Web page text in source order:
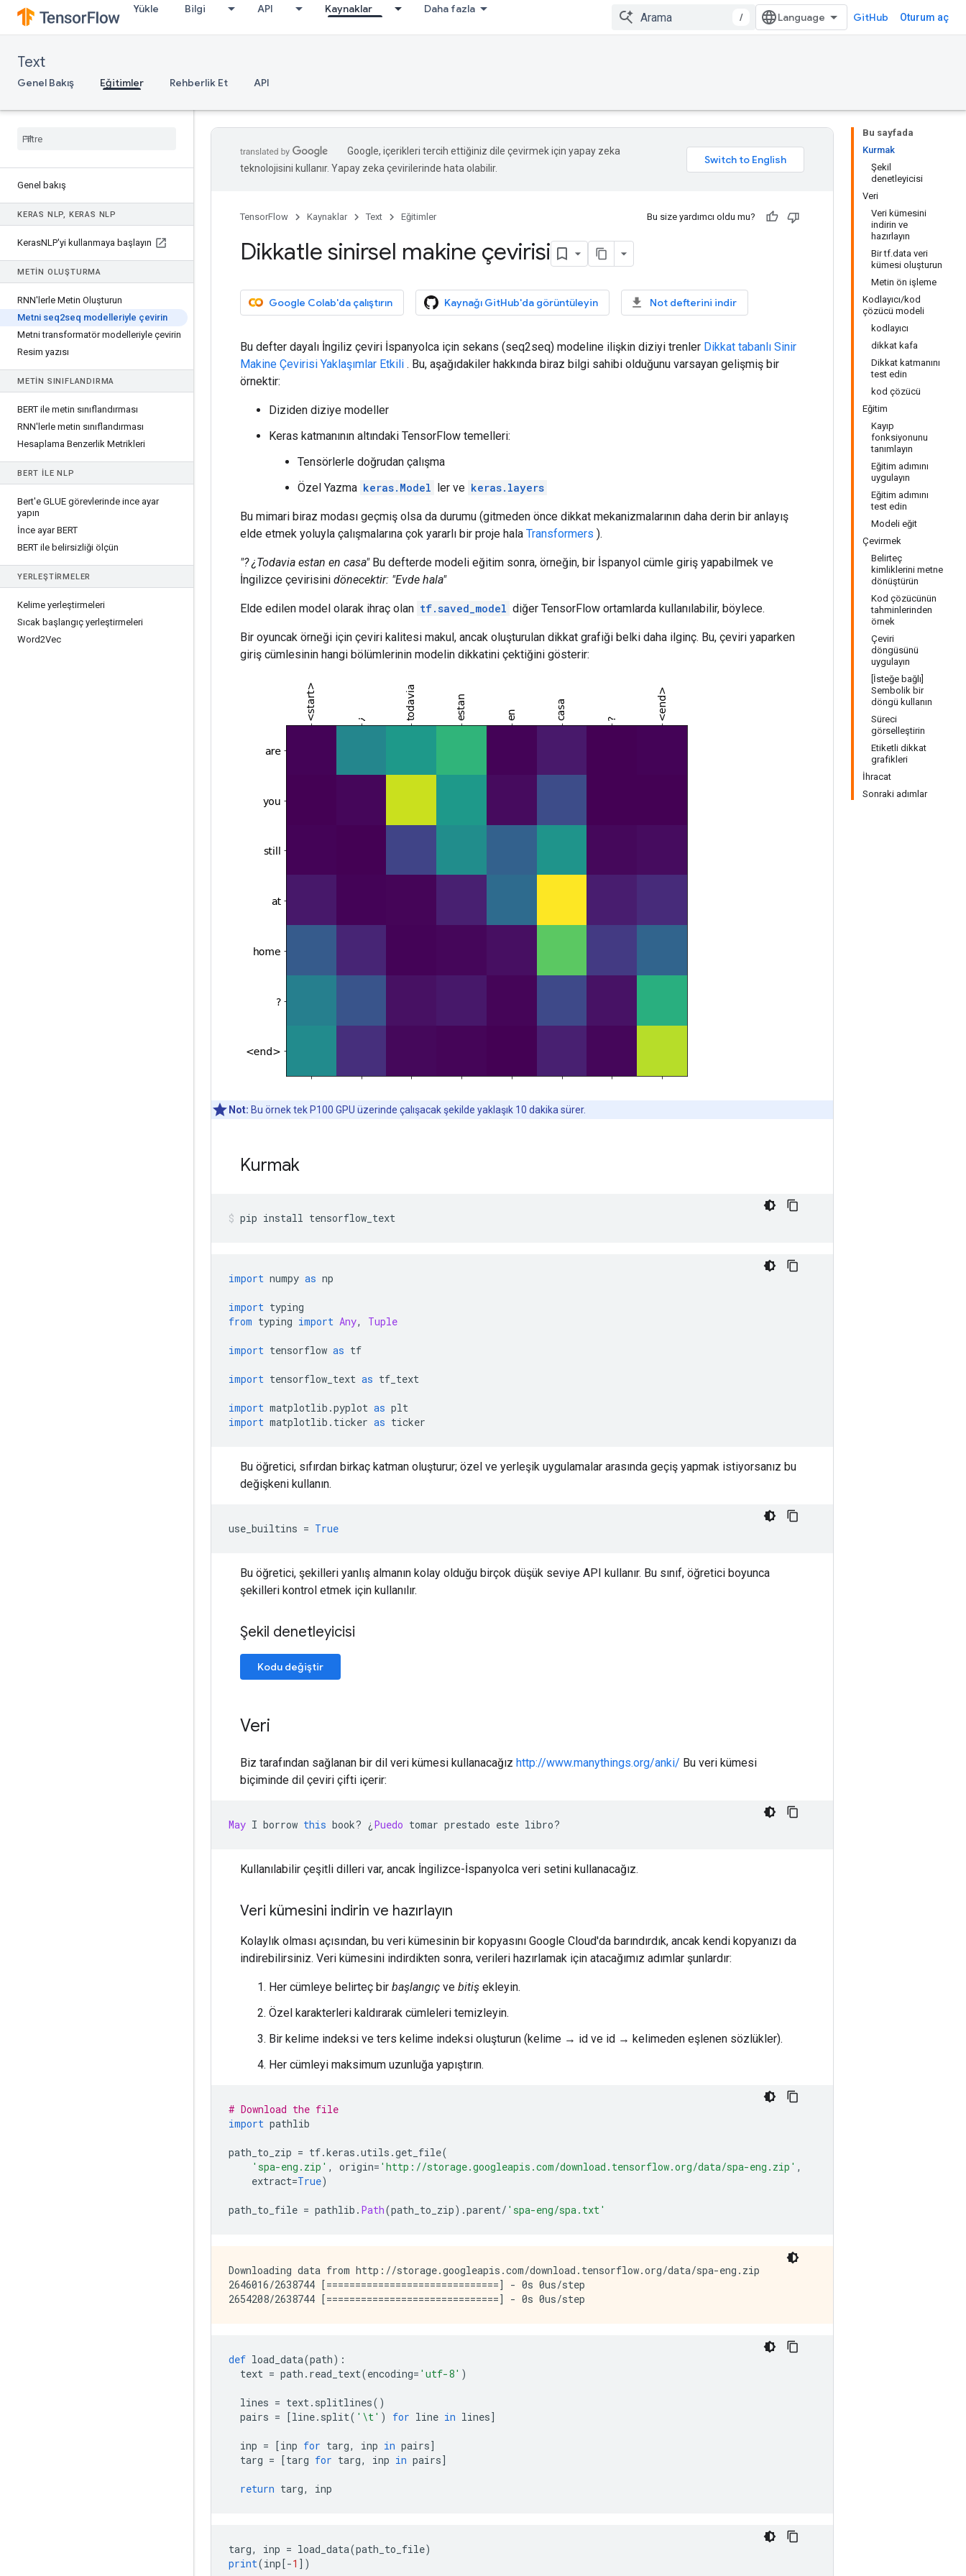
Yükle Bilgi API Kaynaklar Daha fazla
/ GitHub Oturum aç
Text
Genel Bakış Eğitimler Rehberlik Et API
Genel bakış
KERAS NLP, KERAS NLP
KerasNLP'yi kullanmaya başlayın
METIN OLUŞTURMA
RNN'lerle Metin Oluşturun
Metni seq2seq modelleriyle çevirin
Metni transformatör modelleriyle çevirin
Resim yazısı
METIN SINIFLANDIRMA
BERT ile metin sınıflandırması
RNN'lerle metin sınıflandırması
Hesaplama Benzerlik Metrikleri
BERT ILE NLP
Bert'e GLUE görevlerinde ince ayar
yapın
İnce ayar BERT
BERT ile belirsizliği ölçün
YERLEŞTIRMELER
Kelime yerleştirmeleri
Sıcak başlangıç ​​yerleştirmeleri
Word2Vec
Bu sayfada
Kurmak
Şekil
denetleyicisi
Veri
Veri kümesini
indirin ve
hazırlayın
Bir tf.data veri
kümesi oluşturun
Metin ön işleme
Kodlayıcı/kod
çözücü modeli
kodlayıcı
dikkat kafa
Dikkat katmanını
test edin
kod çözücü
Eğitim
Kayıp
fonksiyonunu
tanımlayın
Eğitim adımını
uygulayın
Eğitim adımını
test edin
Modeli eğit
Çevirmek
Belirteç
kimliklerini metne
dönüştürün
Kod çözücünün
tahminlerinden
örnek
Çeviri
döngüsünü
uygulayın
[İsteğe bağlı]
Sembolik bir
döngü kullanın
Süreci
görselleştirin
Etiketli dikkat
grafikleri
İhracat
Sonraki adımlar
Google, içerikleri tercih ettiğiniz dile çevirmek için yapay zeka
teknolojisini kullanır. Yapay zeka çevirilerinde hata olabilir.
TensorFlow Kaynaklar Text Eğitimler Bu size yardımcı oldu mu?
Dikkatle sinirsel makine çevirisi
Google Colab'da çalıştırın Kaynağı GitHub'da görüntüleyin Not defterini indir
Bu defter dayalı İngiliz çeviri İspanyolca için sekans (seq2seq) modeline ilişkin diziyi trenler Dikkat tabanlı Sinir
Makine Çevirisi Yaklaşımlar Etkili . Bu, aşağıdakiler hakkında biraz bilgi sahibi olduğunu varsayan gelişmiş bir
örnektir:
Diziden diziye modeller
Keras katmanının altındaki TensorFlow temelleri:
Tensörlerle doğrudan çalışma
Özel Yazma keras.Model ler ve keras.layers
Bu mimari biraz modası geçmiş olsa da durumu (gitmeden önce dikkat mekanizmalarının daha derin bir anlayış
elde etmek yoluyla çalışmalarına çok yararlı bir proje hala Transformers ).
"? ¿Todavia estan en casa"Bu defterde modeli eğitim sonra, örneğin, bir İspanyol cümle giriş yapabilmek ve
İngilizce çevirisini dönecektir: "Evde hala"
Elde edilen model olarak ihraç olan tf.saved_model diğer TensorFlow ortamlarda kullanılabilir, böylece.
Bir oyuncak örneği için çeviri kalitesi makul, ancak oluşturulan dikkat grafiği belki daha ilginç. Bu, çeviri yaparken
giriş cümlesinin hangi bölümlerinin modelin dikkatini çektiğini gösterir:
Not: Bu örnek tek P100 GPU üzerinde çalışacak şekilde yaklaşık 10 dakika sürer.
Kurmak
pip install tensorflow_text
import numpy as np
import typing
from typing import Any, Tuple
import tensorflow as tf
import tensorflow_text as tf_text
import matplotlib .pyplot as plt
import matplotlib . ticker as ticker
Bu öğretici, sıfırdan birkaç katman oluşturur; özel ve yerleşik uygulamalar arasında geçiş yapmak istiyorsanız bu
değişkeni kullanın.
use_builtins = True
Bu öğretici, şekilleri yanlış almanın kolay olduğu birçok düşük seviye API kullanır. Bu sınıf, öğretici boyunca
şekilleri kontrol etmek için kullanılır.
Şekil denetleyicisi
Kodu değiştir
Veri
Biz tarafından sağlanan bir dil veri kümesi kullanacağız http://www.manythings.org/anki/ Bu veri kümesi
biçiminde dil çeviri çifti içerir:
May I borrow this book? ¿ Puedo tomar prestado este libro?
Kullanılabilir çeşitli dilleri var, ancak İngilizce-İspanyolca veri setini kullanacağız.
Veri kümesini indirin ve hazırlayın
Kolaylık olması açısından, bu veri kümesinin bir kopyasını Google Cloud'da barındırdık, ancak kendi kopyanızı da
indirebilirsiniz. Veri kümesini indirdikten sonra, verileri hazırlamak için atacağımız adımlar şunlardır:
Her cümleye belirteç bir başlangıç ve bitiş ekleyin.
Özel karakterleri kaldırarak cümleleri temizleyin.
Bir kelime indeksi ve ters kelime indeksi oluşturun (kelime → id ve id → kelimeden eşlenen sözlükler).
Her cümleyi maksimum uzunluğa yapıştırın.
# Download the file
import pathlib
path_to_zip = tf.keras .utils .get_file(
'spa-eng.zip' , origin= 'http://storage.googleapis.com/download.tensorflow.org/data/spa-eng.zip' ,
extract=True)
path_to_file = pathlib . Path(path_to_zip).parent/ 'spa-eng/spa.txt'
Downloading data from http://storage.googleapis.com/download.tensorflow.org/data/spa-eng.zip
2646016/2638744 [==============================] - 0s 0us/step
def load_data(path):
text = path . read_text(encoding= 'utf-8' )
lines = text. splitlines()
pairs = [line. split( '\t' ) for line in lines]
inp = [inp for targ, inp in pairs]
targ = [targ for targ, inp in pairs]
return targ, inp
targ, inp = load_data(path_to_file)
print(inp[-1 ])